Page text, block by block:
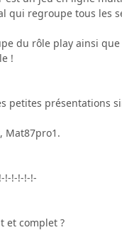
qui regroupe tous les
du rôle play ainsi
!
petites présentations
Mat87pro1.
!-!-!-!-!-
et complet ?